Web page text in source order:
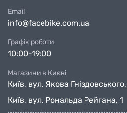
Email
info@facebike.com.ua
Графік роботи
10:00-19:00
Магазини в Києві
Київ, вул. Якова
Київ, вул. Рональда Рейгана, 1